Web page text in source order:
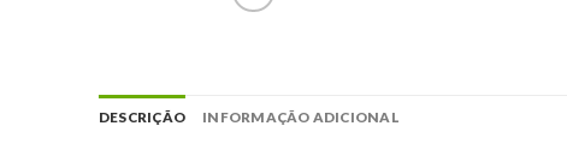
DESCRIÇÃO INFORMAÇÃO ADICIONAL